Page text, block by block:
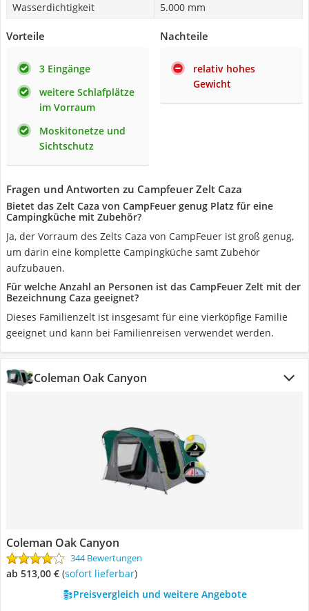
Wasserdichtigkeit
5.000 mm
Vorteile
3 Eingänge
weitere Schlafplätze
im Vorraum
Moskitonetze und
Sichtschutz
Nachteile
relativ hohes
Gewicht
Fragen und Antworten zu Campfeuer Zelt Caza
Bietet das Zelt Caza von CampFeuer genug Platz für eine
Campingküche mit Zubehör?
Ja, der Vorraum des Zelts Caza von CampFeuer ist groß genug,
um darin eine komplette Campingküche samt Zubehör
aufzubauen.
Für welche Anzahl an Personen ist das CampFeuer Zelt mit der
Bezeichnung Caza geeignet?
Dieses Familienzelt ist insgesamt für eine vierköpfige Familie
geeignet und kann bei Familienreisen verwendet werden.
Coleman Oak Canyon
Coleman Oak Canyon
344 Bewertungen
ab 513,00 € ( Sofort lieferbar)
Preisvergleich und weitere Angebote